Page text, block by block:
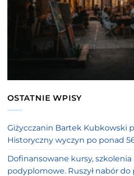
OSTATNIE WPISY
Giżycczanin Bartek Kubkowski
Historyczny wyczyn po ponad
Dofinansowane kursy, szkolenia
podyplomowe. Ruszył nabór